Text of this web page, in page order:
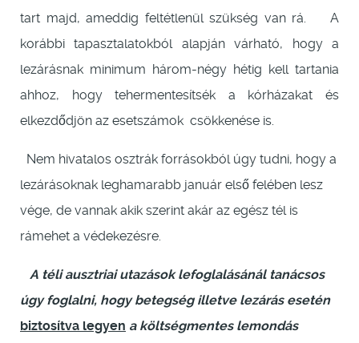
tart majd, ameddig feltétlenül szükség van rá. A
korábbi tapasztalatokból alapján várható, hogy a
lezárásnak minimum három-négy hétig kell tartania
ahhoz, hogy tehermentesítsék a kórházakat és
elkezdődjön az esetszámok csökkenése is.
Nem hivatalos osztrák forrásokból úgy tudni, hogy a
lezárásoknak leghamarabb január első felében lesz
vége, de vannak akik szerint akár az egész tél is
rámehet a védekezésre.
A téli ausztriai utazások lefoglalásánál tanácsos
úgy foglalni, hogy betegség illetve lezárás esetén
biztosítva legyen a költségmentes lemondás